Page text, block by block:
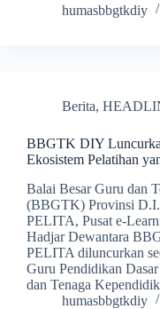
humasbbgtkdiy
Berita,
BBGTK DIY
Ekosistem Pelatihan
Balai Besar Guru dan
(BBGTK) Provinsi D.I.
PELITA, Pusat e-
Hadjar Dewantara
PELITA diluncurkan
Guru Pendidikan
dan Tenaga
humasbbgtkdiy